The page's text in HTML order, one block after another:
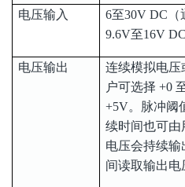
户可选择 +0
+5V。脉冲阈
续时间也可由
电压会持续输
间读取输出电
灵敏度 @ 电
+2.5V（
对应 250 km/h